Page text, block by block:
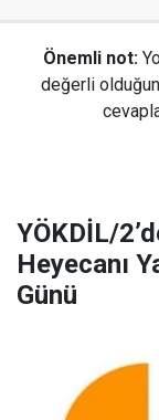
Önemli not:
değerli
YÖKDİL/
Heyecanı
Günü